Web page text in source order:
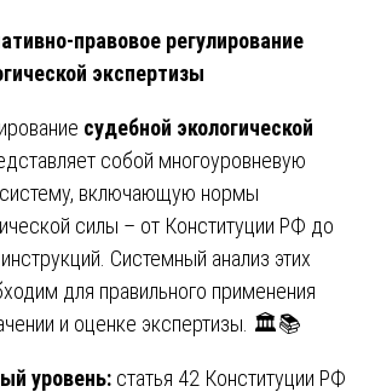
правовое регулирование
экспертизы
судебной экологической
собой многоуровневую
включающую нормы
силы – от Конституции РФ до
Системный анализ этих
для правильного применения
и оценке экспертизы. 🏛️📚
уровень: статья 42 Конституции РФ